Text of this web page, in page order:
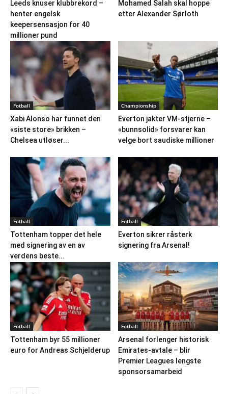
Leeds knuser klubbrekord –
henter engelsk
keepersensasjon for 40
millioner pund
Mohamed Salah skal hoppe
etter Alexander Sørloth
Fotball
Xabi Alonso har funnet den
«siste store» brikken –
Chelsea utløser...
Championship
Everton jakter VM-stjerne –
«bunnsolid» forsvarer kan
velge bort saudiske millioner
Fotball
Tottenham topper det hele
med signering av en av
verdens beste...
Fotball
Everton sikrer råsterk
signering fra Arsenal!
Fotball
Tottenham byr 55 millioner
euro for Andreas Schjelderup
Fotball
Arsenal forlenger historisk
Emirates-avtale – blir
Premier Leagues lengste
sponsorsamarbeid